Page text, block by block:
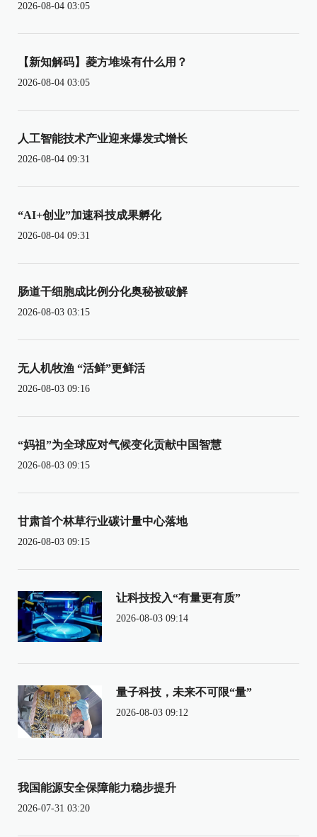
2026-08-04 03:05
【新知解码】菱方堆垛有什么用？
2026-08-04 03:05
人工智能技术产业迎来爆发式增长
2026-08-04 09:31
“AI+创业”加速科技成果孵化
2026-08-04 09:31
肠道干细胞成比例分化奥秘被破解
2026-08-03 03:15
无人机牧渔 “活鲜”更鲜活
2026-08-03 09:16
“妈祖”为全球应对气候变化贡献中国智慧
2026-08-03 09:15
甘肃首个林草行业碳计量中心落地
2026-08-03 09:15
让科技投入“有量更有质”
2026-08-03 09:14
量子科技，未来不可限“量”
2026-08-03 09:12
我国能源安全保障能力稳步提升
2026-07-31 03:20